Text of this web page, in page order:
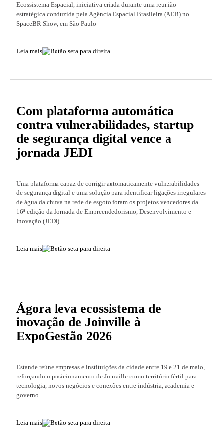
Ecossistema Espacial, iniciativa criada durante uma reunião
estratégica conduzida pela Agência Espacial Brasileira (AEB) no
SpaceBR Show, em São Paulo
Leia mais
Com plataforma automática
contra vulnerabilidades, startup
de segurança digital vence a
jornada JEDI
Uma plataforma capaz de corrigir automaticamente vulnerabilidades
de segurança digital e uma solução para identificar ligações irregulares
de água da chuva na rede de esgoto foram os projetos vencedores da
16ª edição da Jornada de Empreendedorismo, Desenvolvimento e
Inovação (JEDI)
Leia mais
Ágora leva ecossistema de
inovação de Joinville à
ExpoGestão 2026
Estande reúne empresas e instituições da cidade entre 19 e 21 de maio,
reforçando o posicionamento de Joinville como território fértil para
tecnologia, novos negócios e conexões entre indústria, academia e
governo
Leia mais